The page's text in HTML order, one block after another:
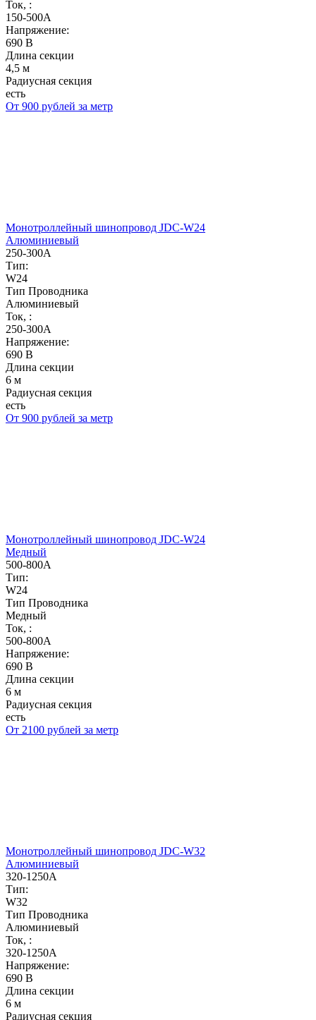
Ток, :
150-500А
Напряжение:
690 В
Длина секции
4,5 м
Радиусная секция
есть
От 900 рублей за метр
Монотроллейный шинопровод JDC-W24
Алюминиевый
250-300А
Тип:
W24
Тип Проводника
Алюминиевый
Ток, :
250-300А
Напряжение:
690 В
Длина секции
6 м
Радиусная секция
есть
От 900 рублей за метр
Монотроллейный шинопровод JDC-W24
Медный
500-800А
Тип:
W24
Тип Проводника
Медный
Ток, :
500-800А
Напряжение:
690 В
Длина секции
6 м
Радиусная секция
есть
От 2100 рублей за метр
Монотроллейный шинопровод JDC-W32
Алюминиевый
320-1250А
Тип:
W32
Тип Проводника
Алюминиевый
Ток, :
320-1250А
Напряжение:
690 В
Длина секции
6 м
Радиусная секция